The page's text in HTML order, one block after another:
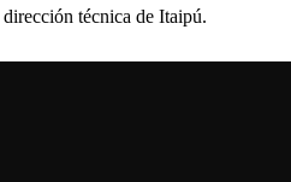
técnica de Itaipú.